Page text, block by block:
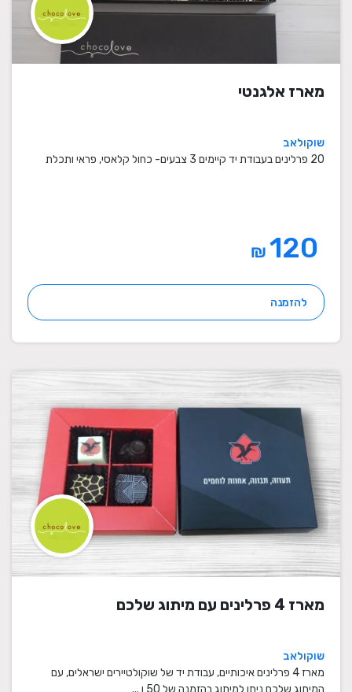
מארז אלגנטי
שוקולאב
20 פרלינים בעבודת יד קיימים 3 צבעים- כחול קלאסי, פראי ותכלת
₪
להזמנה
מארז 4 פרלינים עם מיתוג שלכם
שוקולאב
מארז 4 פרלינים איכותיים, עבודת יד של שוקולטיירים ישראלים, עם
המיתוג שלכם ניתן למיתוג בהזמנה של 50 ו ...